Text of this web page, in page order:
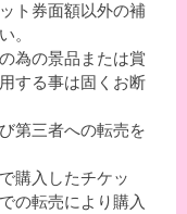
ト券面額以外の補
。
為の景品または賞
する事は固くお断
第三者への転売を
購入したチケッ
の転売により購入